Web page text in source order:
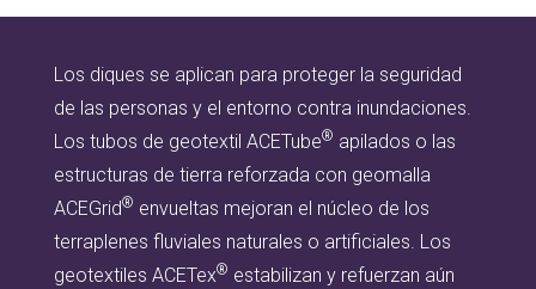
Los diques se aplican para proteger la seguridad
de las personas y el entorno contra inundaciones.
Los tubos de geotextil ACETube® apilados o las
estructuras de tierra reforzada con geomalla
ACEGrid® envueltas mejoran el núcleo de los
terraplenes fluviales naturales o artificiales. Los
geotextiles ACETex® estabilizan y refuerzan aún